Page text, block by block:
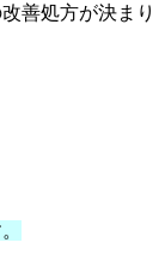
善処方が決まり